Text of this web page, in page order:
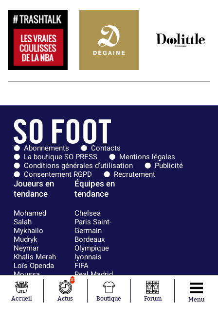
Abonnements
Contacts
La boutique SO PRESS
Mentions légales
Conditions générales d'utilisation
Publicité
Consentement RGPD
Recrutement
Joueurs en
tendance
Mohamed
Salah
Mykhailo
Mudryk
Neymar
Khalis Merah
Loïs Openda
Moussa
Niakhaté
Nicolás
Tagliafico
Équipes en
tendance
Chelsea
Paris Saint-
Germain
Bordeaux
Olympique
lyonnais
FIFA
Real Madrid
RC Strasbourg
France
Accueil
10
Actus Boutique Forum Menu